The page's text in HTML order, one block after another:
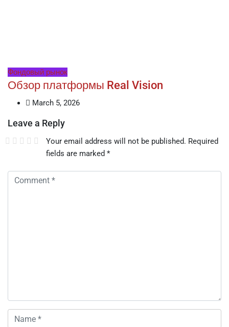
Фондовый рынок
Обзор платформы Real Vision
March 5, 2026
Leave a Reply
Your email address will not be published. Required
fields are marked *